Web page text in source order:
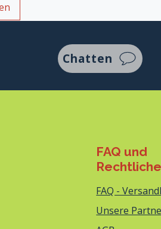
Chatten
FAQ und
FAQ -
Unsere